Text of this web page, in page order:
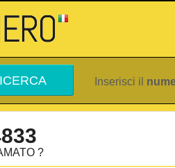
Inserisci il
?